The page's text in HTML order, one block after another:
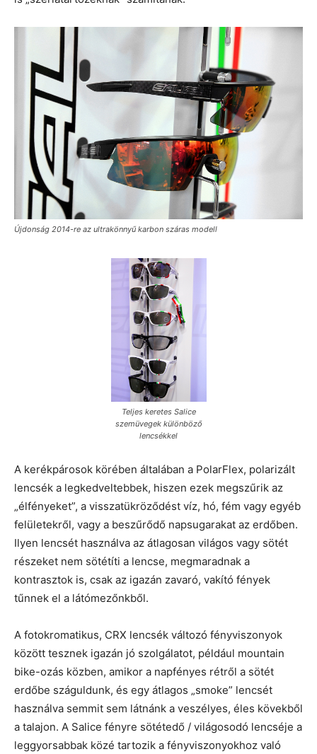
Újdonság 2014-re az ultrakönnyű karbon száras modell
Teljes keretes Salice
szemüvegek különböző
lencsékkel
A kerékpárosok körében általában a PolarFlex, polarizált
lencsék a legkedveltebbek, hiszen ezek megszűrik az
„élfényeket”, a visszatükröződést víz, hó, fém vagy egyéb
felületekről, vagy a beszűrődő napsugarakat az erdőben.
Ilyen lencsét használva az átlagosan világos vagy sötét
részeket nem sötétíti a lencse, megmaradnak a
kontrasztok is, csak az igazán zavaró, vakító fények
tűnnek el a látómezőnkből.
A fotokromatikus, CRX lencsék változó fényviszonyok
között tesznek igazán jó szolgálatot, például mountain
bike-ozás közben, amikor a napfényes rétről a sötét
erdőbe száguldunk, és egy átlagos „smoke” lencsét
használva semmit sem látnánk a veszélyes, éles kövekből
a talajon. A Salice fényre sötétedő / világosodó lencséje a
leggyorsabbak közé tartozik a fényviszonyokhoz való